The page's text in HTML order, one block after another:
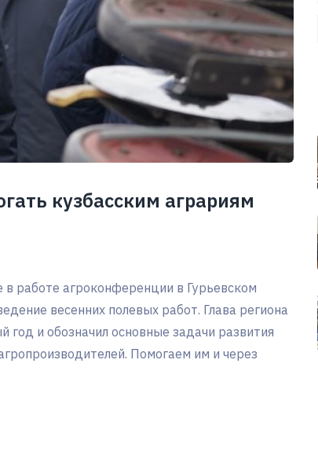
кузбасским аграриям
работе агроконференции в Гурьевском
весенних полевых работ. Глава региона
год и обозначил основные задачи развития
Помогаем им и через